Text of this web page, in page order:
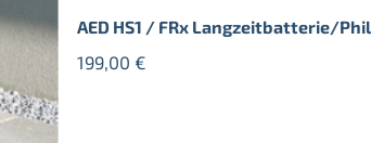
AED HS1 / FRx Langzeitbatterie/
199,00 €